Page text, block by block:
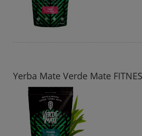
Yerba Mate Verde Mate